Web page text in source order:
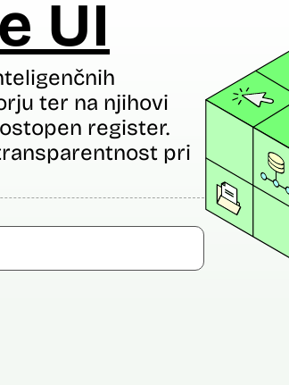
UI
ter na njihovi
register.
pri